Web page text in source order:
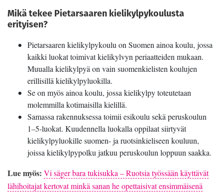
Mikä tekee Pietarsaaren kielikylpykoulusta
erityisen?
Pietarsaaren kielikylpykoulu on Suomen ainoa koulu, jossa
kaikki luokat toimivat kielikylvyn periaatteiden mukaan.
Muualla kielikylpyä on vain suomenkielisten koulujen
erillisillä kielikylpyluokilla.
Se on myös ainoa koulu, jossa kielikylpy toteutetaan
molemmilla kotimaisilla kielillä.
Samassa rakennuksessa toimii esikoulu sekä peruskoulun
1–5-luokat. Kuudennella luokalla oppilaat siirtyvät
kielikylpyluokille suomen- ja ruotsinkieliseen kouluun,
joissa kielikylpypolku jatkuu peruskoulun loppuun saakka.
Lue myös: Vi säger bara tukisukka – Ruotsia työssään käyttävät
lähihoitajat kertovat minkä sanan he opettaisivat ensimmäisenä